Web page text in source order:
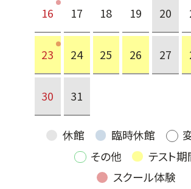
16 17 18 19 20
23 24 25 26 27
30 31
休館 臨時休館
その他
テスト期
スクール体験